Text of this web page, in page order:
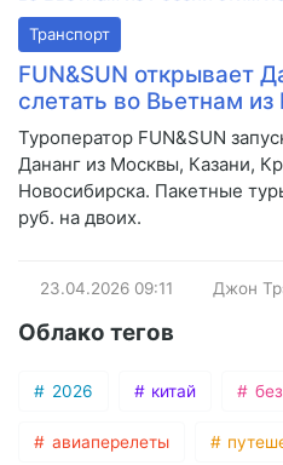
Транспорт
FUN&SUN открывает
слетать во Вьетнам
Туроператор FUN&SUN
Дананг из Москвы, Казани,
Новосибирска. Пакетные
руб. на двоих.
23.04.2026 09:11 Джон
Облако тегов
2026 китай
авиаперелеты